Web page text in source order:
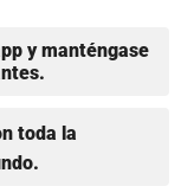
y manténgase
toda la